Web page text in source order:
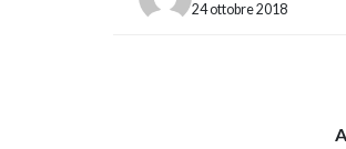
24 ottobre 2018